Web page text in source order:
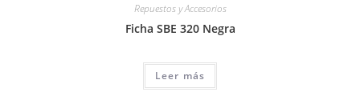
Repuestos y Accesorios
Ficha SBE 320 Negra
Leer más